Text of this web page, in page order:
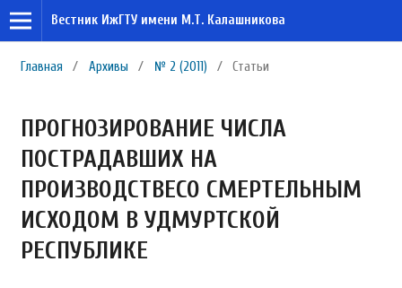
Вестник ИжГТУ имени М.Т. Калашникова
Главная / Архивы / № 2 (2011) / Статьи
ПРОГНОЗИРОВАНИЕ ЧИСЛА
ПОСТРАДАВШИХ НА
ПРОИЗВОДСТВЕСО СМЕРТЕЛЬНЫМ
ИСХОДОМ В УДМУРТСКОЙ
РЕСПУБЛИКЕ